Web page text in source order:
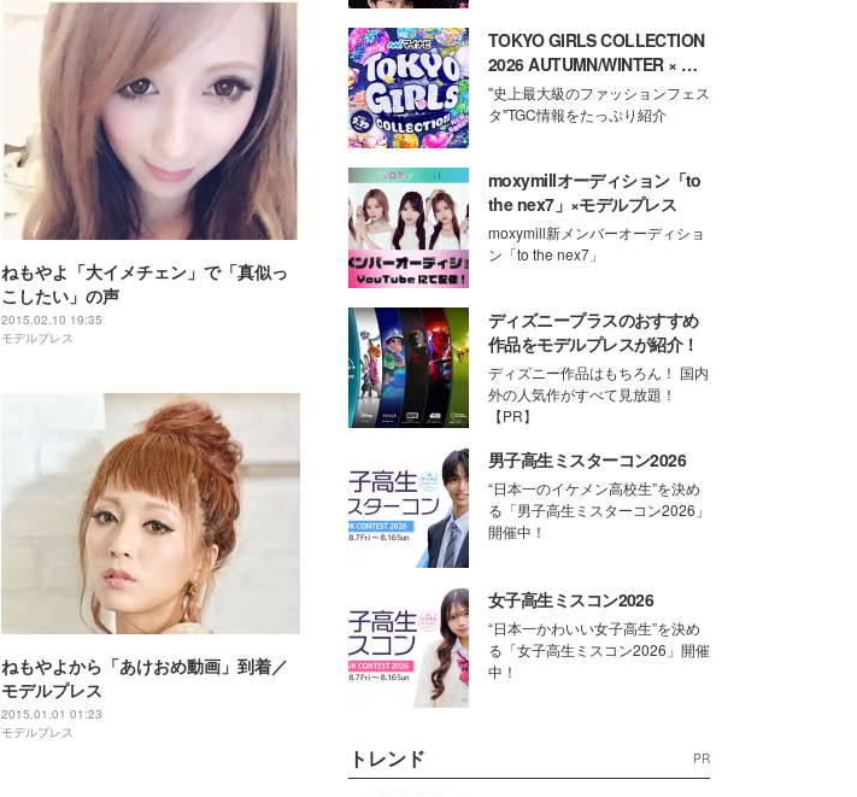
ねもやよ「大イメチェン」で「真似っ
こしたい」の声
2015.02.10 19:35
モデルプレス
ねもやよから「あけおめ動画」到着／
モデルプレス
2015.01.01 01:23
モデルプレス
TOKYO GIRLS COLLECTION
2026 AUTUMN/WINTER × モ
デルプレス
"史上最大級のファッションフェス
タ"TGC情報をたっぷり紹介
moxymillオーディション「to
the nex7」×モデルプレス
moxymill新メンバーオーディショ
ン「to the nex7」
ディズニープラスのおすすめ
作品をモデルプレスが紹介！
ディズニー作品はもちろん！ 国内
外の人気作がすべて見放題！
【PR】
男子高生ミスターコン2026
“日本一のイケメン高校生”を決め
る「男子高生ミスターコン2026」
開催中！
女子高生ミスコン2026
“日本一かわいい女子高生”を決め
る「女子高生ミスコン2026」開催
中！
トレンド PR